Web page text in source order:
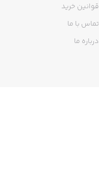
قوانین خرید
تماس با ما
درباره ما